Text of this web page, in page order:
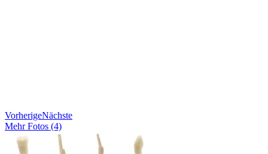
VorherigeNächste
Mehr Fotos (4)